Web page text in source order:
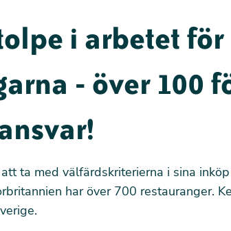
i arbetet för
- över 100
ta med välfärdskriterierna i sina
har över 700 restauranger.